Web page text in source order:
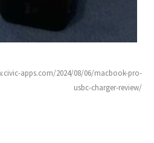
apps.com/2024/08/06/macbook-pro-
usbc-charger-review/